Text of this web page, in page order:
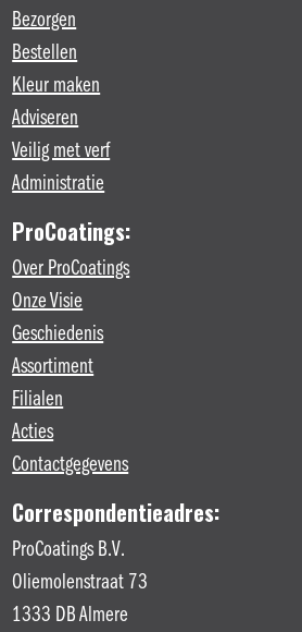
Bezorgen
Bestellen
Kleur maken
Adviseren
Veilig met verf
Administratie
ProCoatings:
Over ProCoatings
Onze Visie
Geschiedenis
Assortiment
Filialen
Acties
Contactgegevens
Correspondentieadres:
ProCoatings B.V.
Oliemolenstraat 73
1333 DB Almere